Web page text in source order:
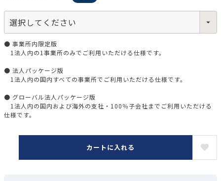
● 事業所内限定版
1法人内の1事業所のみでご利用いただける仕様です。
● 法人パッケージ版
1法人内の国内すべての事業所でご利用いただける仕様です。
● グローバル法人パッケージ版
1法人内の国内および海外の支社・100％子会社までご利用いただける
仕様です。
カートに入れる